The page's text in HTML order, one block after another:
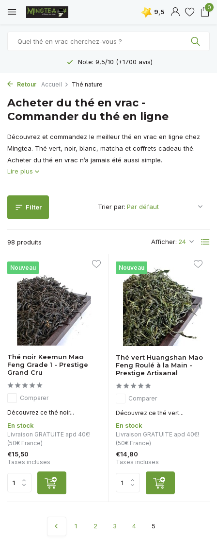
9,5
0
Note: 9,5/10 (+1700 avis)
Retour Accueil Thé nature
Acheter du thé en vrac -
Commander du thé en ligne
Découvrez et commandez le meilleur thé en vrac en ligne chez
Mingtea. Thé vert, noir, blanc, matcha et coffrets cadeau thé.
Acheter du thé en vrac n’a jamais été aussi simple.
Lire plus
Filter
98 produits Afficher:
Trier par:
Nouveau
Thé noir Keemun Mao
Feng Grade 1 - Prestige
Grand Cru
Comparer
Découvrez ce thé noir...
En stock
Livraison GRATUITE apd 40€!
(50€ France)
€15,50
Taxes incluses
Nouveau
Thé vert Huangshan Mao
Feng Roulé à la Main -
Prestige Artisanal
Comparer
Découvrez ce thé vert...
En stock
Livraison GRATUITE apd 40€!
(50€ France)
€14,80
Taxes incluses
1 2 3 4 5